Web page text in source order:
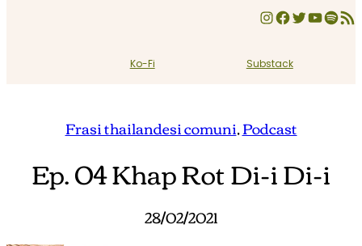
InstagramFacebook Twitter YouTube Spotify Feed RSS
Ko-Fi Substack
Frasi thailandesi comuni, Podcast
Ep. 04 Khap Rot Di-i Di-i
28/02/2021